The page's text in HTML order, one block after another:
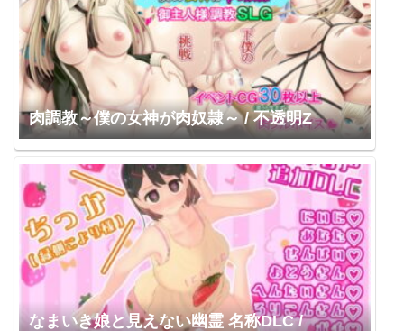
肉調教～僕の女神が肉奴隷～ / 不透明Z
なまいき娘と見えない幽霊 名称DLC /